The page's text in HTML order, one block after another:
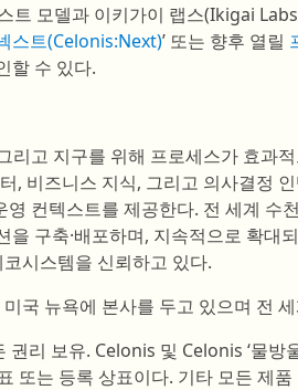
트 모델과 이키가이 랩스(Ikigai
스트(Celonis:Next)’ 또는 향후 열릴
할 수 있다.
리고 지구를 위해 프로세스가 효과
, 비즈니스 지식, 그리고 의사결정
영 컨텍스트를 제공한다. 전 세계 수
을 구축·배포하며, 지속적으로 확대
시스템을 신뢰하고 있다.
국 뉴욕에 본사를 두고 있으며 전
권리 보유. Celonis 및 Celonis ‘물방
또는 등록 상표이다. 기타 모든 제